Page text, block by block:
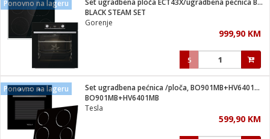
pribor
pribor
pribor
i kutije
gorivo
Ponovno na lageru
Set ugradbena ploča ECT43X/ugradbena pećnica BOSX6737E06BG
BLACK STEAM SET
Gorenje
999,90 KM
5
Ponovno na lageru
Set ugradbena pećnica /ploča, BO901MB+HV6401MB
BO901MB+HV6401MB
Tesla
599,90 KM